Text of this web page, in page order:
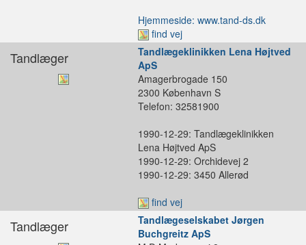
Hjemmeside: www.tand-ds.dk
find vej
Tandlæger
Tandlægeklinikken Lena Højtved
ApS
Amagerbrogade 150
2300 København S
Telefon: 32581900
1990-12-29: Tandlægeklinikken
Lena Højtved ApS
1990-12-29: Orchidevej 2
1990-12-29: 3450 Allerød
find vej
Tandlæger
Tandlægeselskabet Jørgen
Buchgreitz ApS